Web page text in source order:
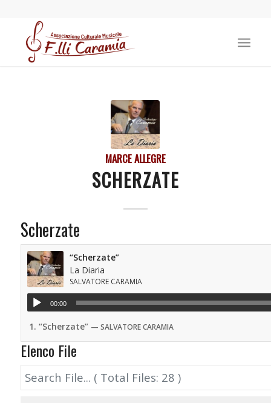
MARCE ALLEGRE
SCHERZATE
Scherzate
“Scherzate”
La Diaria
SALVATORE CARAMIA
00:00
1. “Scherzate” — SALVATORE CARAMIA
Elenco File